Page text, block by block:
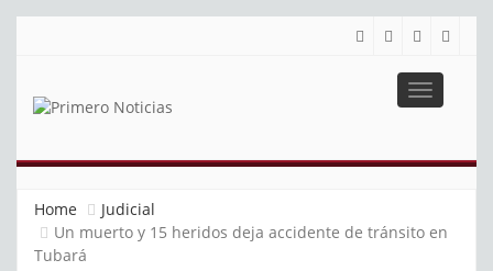
Toggle
Home
Judicial
Un muerto y 15 heridos deja accidente de tránsito en
Tubará